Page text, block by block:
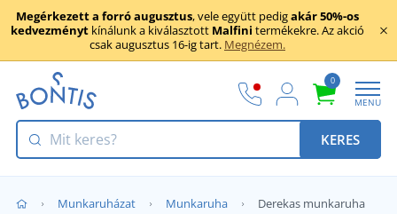
Megérkezett a forró augusztus, vele együtt pedigakár 50%-os
kedvezményt kínálunk a kiválasztott Malfini termékekre. Az akció
csak augusztus 16-ig tart. Megnézem.
0
MENU
KERES
Munkaruházat Munkaruha Derekas munkaruha